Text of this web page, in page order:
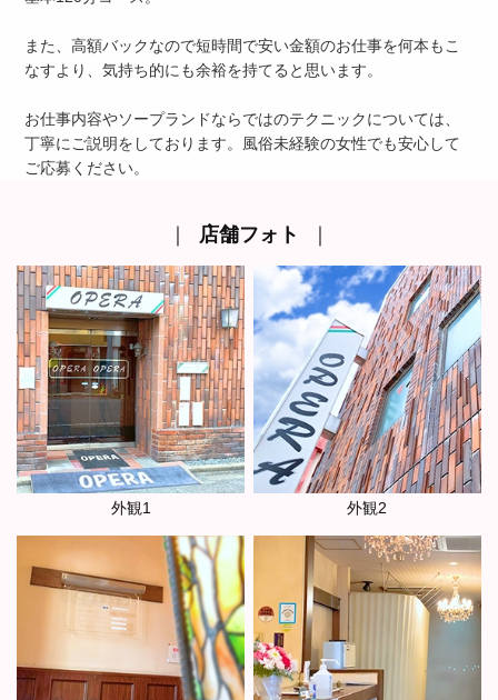
また、高額バックなので短時間で安い金額のお仕事を何本もこ
なすより、気持ち的にも余裕を持てると思います。
お仕事内容やソープランドならではのテクニックについては、
丁寧にご説明をしております。風俗未経験の女性でも安心して
ご応募ください。
｜ 店舗フォト ｜
外観1 外観2